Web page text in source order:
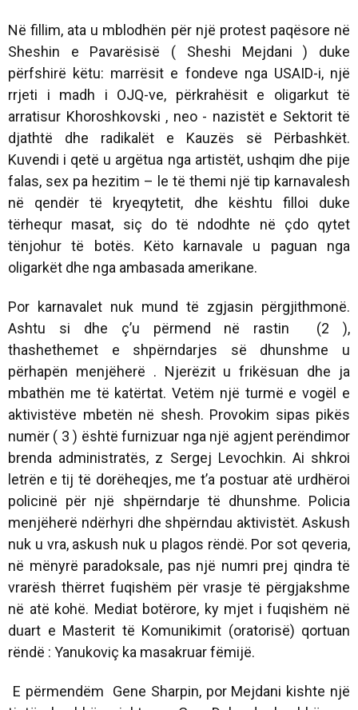
Në fillim, ata u mblodhën për një protest paqësore në
Sheshin e Pavarësisë ( Sheshi Mejdani ) duke
përfshirë këtu: marrësit e fondeve nga USAID-i, një
rrjeti i madh i OJQ-ve, përkrahësit e oligarkut të
arratisur Khoroshkovski , neo - nazistët e Sektorit të
djathtë dhe radikalët e Kauzës së Përbashkët.
Kuvendi i qetë u argëtua nga artistët, ushqim dhe pije
falas, sex pa hezitim – le të themi një tip karnavalesh
në qendër të kryeqytetit, dhe kështu filloi duke
tërhequr masat, siç do të ndodhte në çdo qytet
tënjohur të botës. Këto karnavale u paguan nga
oligarkët dhe nga ambasada amerikane.
Por karnavalet nuk mund të zgjasin përgjithmonë.
Ashtu si dhe ç’u përmend në rastin (2 ),
thashethemet e shpërndarjes së dhunshme u
përhapën menjëherë . Njerëzit u frikësuan dhe ja
mbathën me të katërtat. Vetëm një turmë e vogël e
aktivistëve mbetën në shesh. Provokim sipas pikës
numër ( 3 ) është furnizuar nga një agjent perëndimor
brenda administratës, z Sergej Levochkin. Ai shkroi
letrën e tij të dorëheqjes, me t’a postuar atë urdhëroi
policinë për një shpërndarje të dhunshme. Policia
menjëherë ndërhyri dhe shpërndau aktivistët. Askush
nuk u vra, askush nuk u plagos rëndë. Por sot qeveria,
në mënyrë paradoksale, pas një numri prej qindra të
vrarësh thërret fuqishëm për vrasje të përgjakshme
në atë kohë. Mediat botërore, ky mjet i fuqishëm në
duart e Masterit të Komunikimit (oratorisë) qortuan
rëndë : Yanukoviç ka masakruar fëmijë.
E përmendëm Gene Sharpin, por Mejdani kishte një